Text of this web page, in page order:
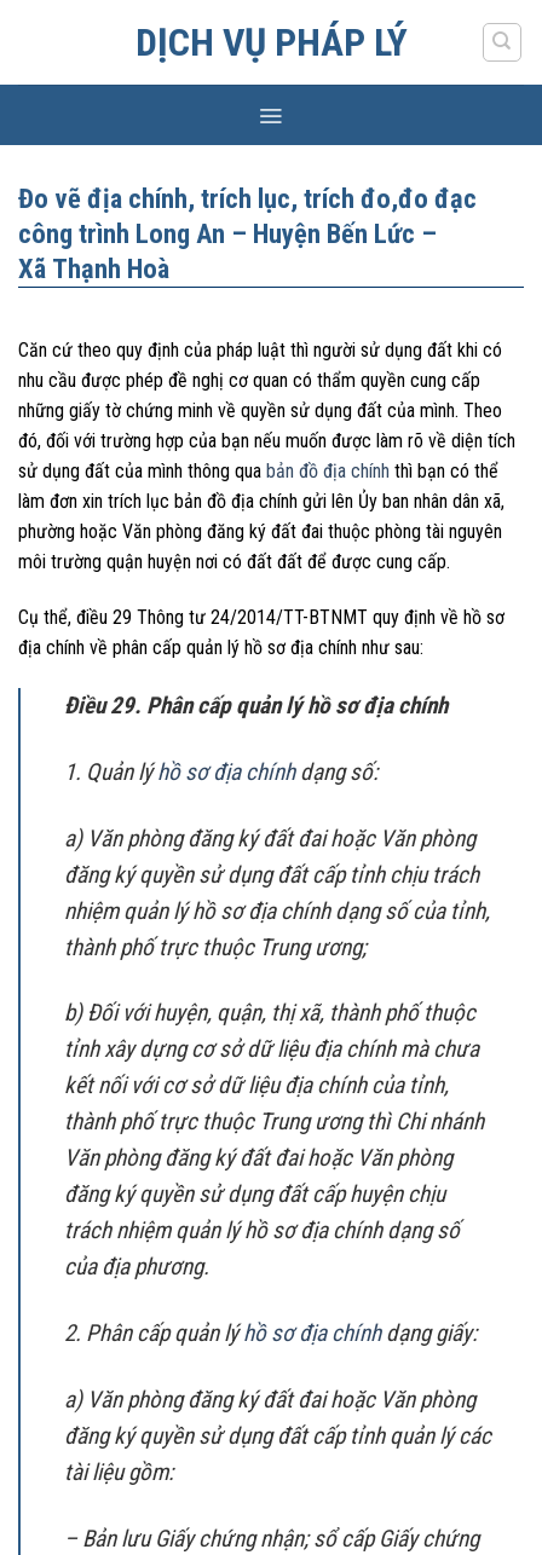
DỊCH VỤ PHÁP LÝ
Đo vẽ địa chính, trích lục, trích đo,đo đạc
công trình Long An – Huyện Bến Lức –
Xã Thạnh Hoà
Căn cứ theo quy định của pháp luật thì người sử dụng đất khi có
nhu cầu được phép đề nghị cơ quan có thẩm quyền cung cấp
những giấy tờ chứng minh về quyền sử dụng đất của mình. Theo
đó, đối với trường hợp của bạn nếu muốn được làm rõ về diện tích
sử dụng đất của mình thông qua bản đồ địa chính thì bạn có thể
làm đơn xin trích lục bản đồ địa chính gửi lên Ủy ban nhân dân xã,
phường hoặc Văn phòng đăng ký đất đai thuộc phòng tài nguyên
môi trường quận huyện nơi có đất đất để được cung cấp.
Cụ thể, điều 29 Thông tư 24/2014/TT-BTNMT quy định về hồ sơ
địa chính về phân cấp quản lý hồ sơ địa chính như sau:
Điều 29. Phân cấp quản lý hồ sơ địa chính
1. Quản lýhồ sơ địa chínhdạng số:
a) Văn phòng đăng ký đất đai hoặc Văn phòng
đăng ký quyền sử dụng đất cấp tỉnh chịu trách
nhiệm quản lý hồ sơ địa chính dạng số của tỉnh,
thành phố trực thuộc Trung ương;
b) Đối với huyện, quận, thị xã, thành phố thuộc
tỉnh xây dựng cơ sở dữ liệu địa chính mà chưa
kết nối với cơ sở dữ liệu địa chính của tỉnh,
thành phố trực thuộc Trung ương thì Chi nhánh
Văn phòng đăng ký đất đai hoặc Văn phòng
đăng ký quyền sử dụng đất cấp huyện chịu
trách nhiệm quản lý hồ sơ địa chính dạng số
của địa phương.
2. Phân cấp quản lýhồ sơ địa chínhdạng giấy:
a) Văn phòng đăng ký đất đai hoặc Văn phòng
đăng ký quyền sử dụng đất cấp tỉnh quản lý các
tài liệu gồm:
– Bản lưu Giấy chứng nhận; sổ cấp Giấy chứng